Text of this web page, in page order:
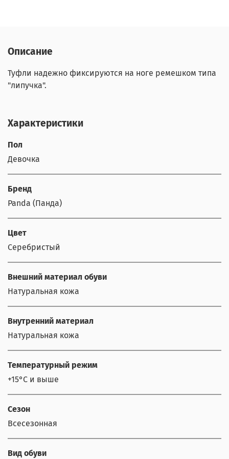
Описание
Туфли надежно фиксируются на ноге ремешком типа
"липучка".
Характеристики
Пол
Девочка
Бренд
Panda (Панда)
Цвет
Серебристый
Внешний материал обуви
Натуральная кожа
Внутренний материал
Натуральная кожа
Температурный режим
+15°С и выше
Сезон
Всесезонная
Вид обуви